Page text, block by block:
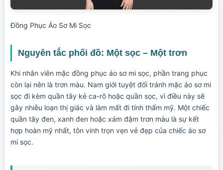
Đồng Phục Áo Sơ Mi Sọc
Nguyên tắc phối đồ: Một sọc – Một trơn
Khi nhân viên mặc đồng phục áo sơ mi sọc, phần trang phục
còn lại nên là trơn màu. Nam giới tuyệt đối tránh mặc áo sơ mi
sọc đi kèm quần tây kẻ ca-rô hoặc quần sọc, vì điều này sẽ
gây nhiễu loạn thị giác và làm mất đi tính thẩm mỹ. Một chiếc
quần tây đen, xanh đen hoặc xám đậm trơn màu là sự kết
hợp hoàn mỹ nhất, tôn vinh trọn vẹn vẻ đẹp của chiếc áo sơ
mi sọc.